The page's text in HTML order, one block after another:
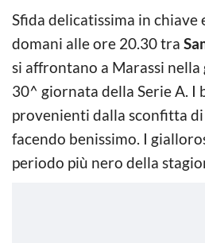
Sfida delicatissima in chiave
domani alle ore 20.30 tra
si affrontano a Marassi nella
30^ giornata della Serie A. I
provenienti dalla sconfitta
facendo benissimo. I
periodo più nero della